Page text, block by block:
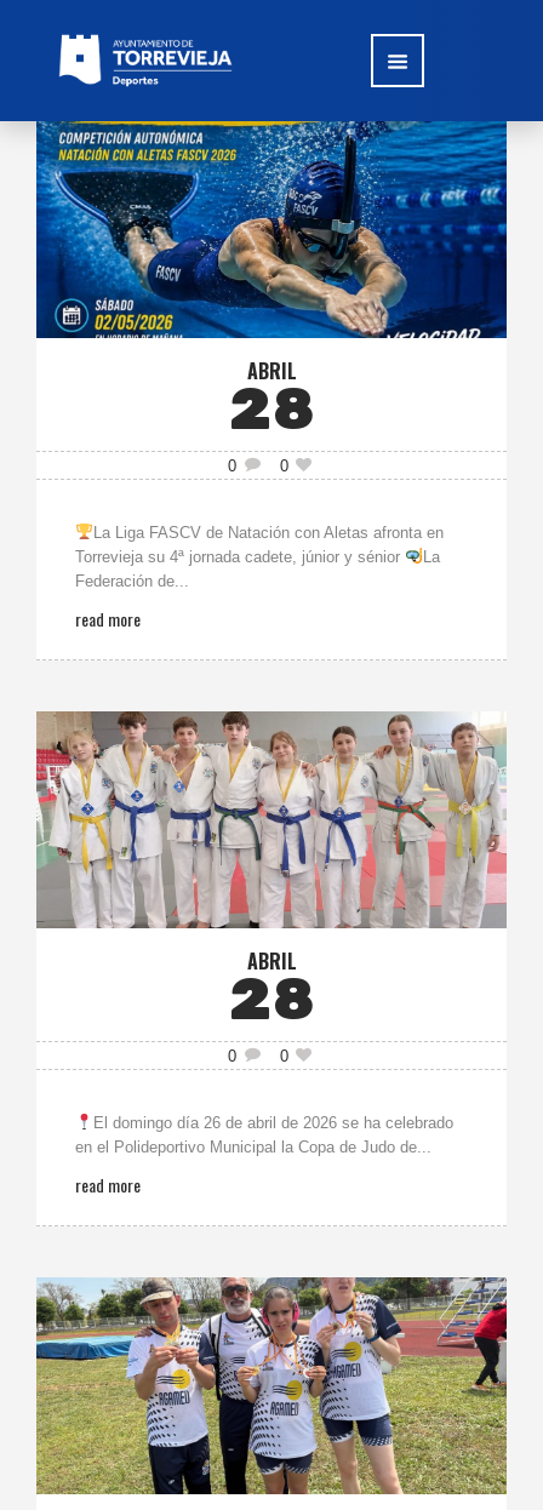
ABRIL
28
0 0
La Liga FASCV de Natación con Aletas afronta en
Torrevieja su 4ª jornada cadete, júnior y sénior
La
Federación de...
read more
ABRIL
28
0 0
El domingo día 26 de abril de 2026 se ha celebrado
en el Polideportivo Municipal la Copa de Judo de...
read more